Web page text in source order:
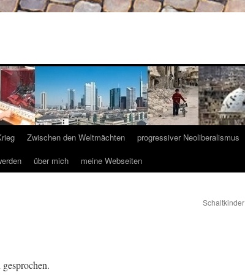
Zwischen den Weltmächten progressiver Neoliberalismus
über mich meine Webseiten
Schaltkinder